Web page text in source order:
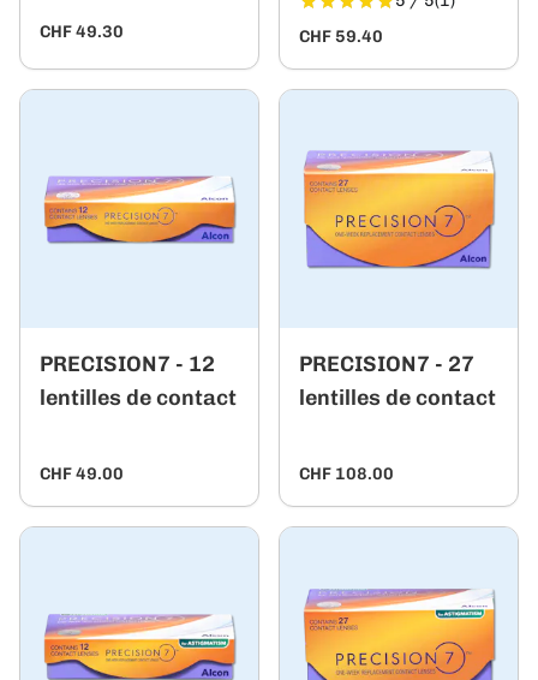
CHF 49.30
CHF 59.40
PRECISION7 - 12
lentilles de contact
CHF 49.00
PRECISION7 - 27
lentilles de contact
CHF 108.00